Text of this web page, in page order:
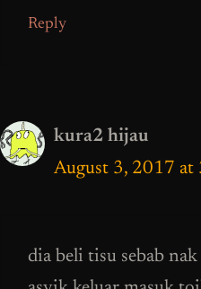
Reply
kura2 hijau
August 3, 2017 at
dia beli tisu sebab